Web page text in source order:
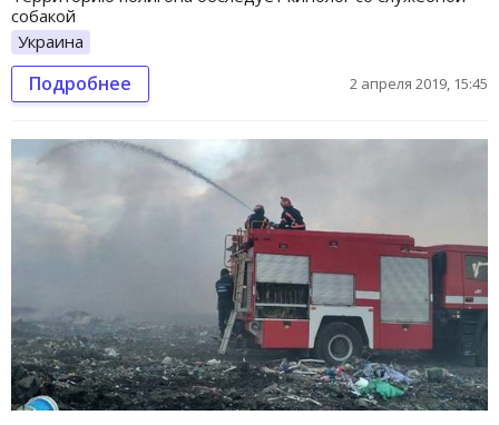
собакой
Украина
Подробнее 2 апреля 2019, 15:45